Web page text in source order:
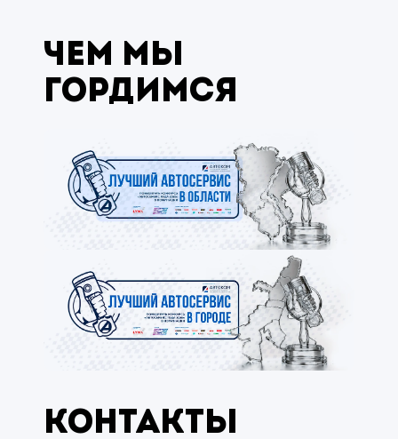
Чем мы
гордимся
Контакты